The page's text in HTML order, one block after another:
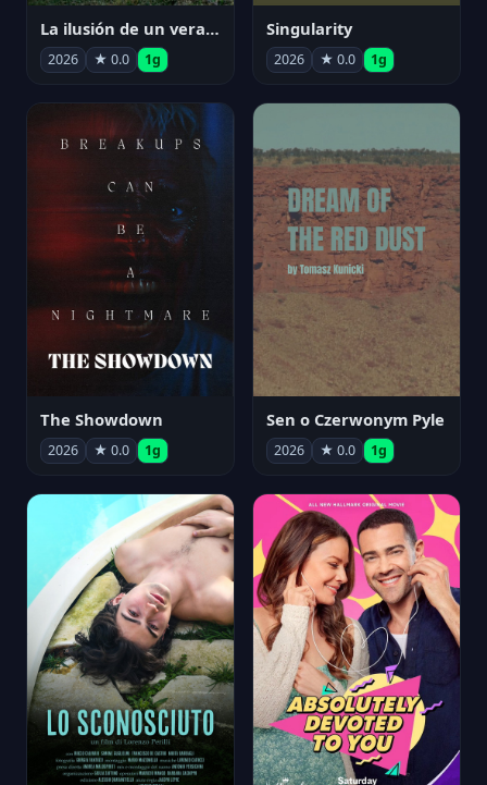
La ilusión de un verano sin fin
2026 ★ 0.0 1g
Singularity
2026 ★ 0.0 1g
The Showdown
2026 ★ 0.0 1g
Sen o Czerwonym Pyle
2026 ★ 0.0 1g